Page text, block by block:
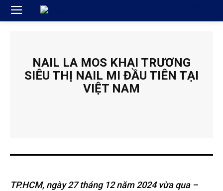
NAIL LA MOS KHAI TRƯƠNG
SIÊU THỊ NAIL MI ĐẦU TIÊN TẠI
VIỆT NAM
TP.HCM, ngày 27 tháng 12 năm 2024 vừa qua –